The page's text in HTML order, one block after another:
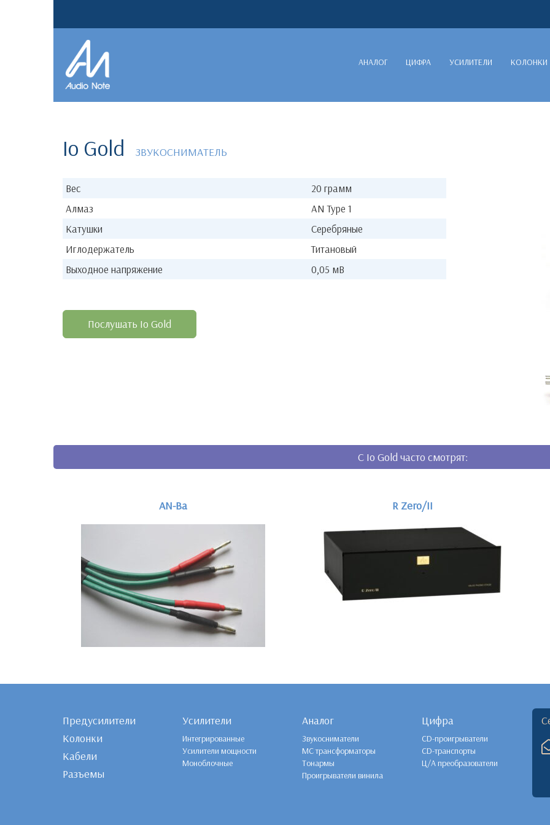
АНАЛОГ ЦИФРА УСИЛИТЕЛИ КОЛОНКИ
Io Gold ЗВУКОСНИМАТЕЛЬ
Вес
20 грамм
Алмаз
AN Type 1
Катушки
Серебряные
Иглодержатель
Титановый
Выходное напряжение
0,05 мВ
Послушать Io Gold
C Io Gold часто смотрят:
AN-Ba R Zero/II
Предусилители
Колонки
Кабели
Разъемы
Усилители
Интегрированные
Усилители мощности
Моноблочные
Аналог
Звукосниматели
MC трансформаторы
Тонармы
Проигрыватели винила
Цифра
CD-проигрыватели
CD-транспорты
Ц/А преобразователи